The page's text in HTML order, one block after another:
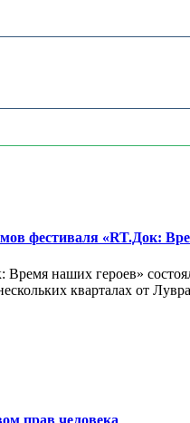
фестиваля «RT.Док:
наших героев»
кварталах от
прав человека